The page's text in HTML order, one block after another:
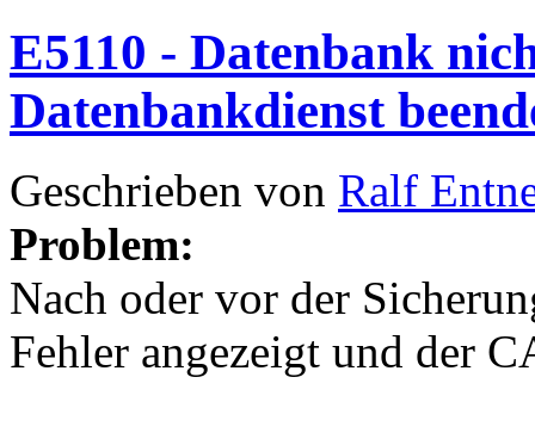
E5110 - Datenbank
Datenbankdienst
Geschrieben von Ralf
Problem:
Nach oder vor der
Fehler angezeigt und der